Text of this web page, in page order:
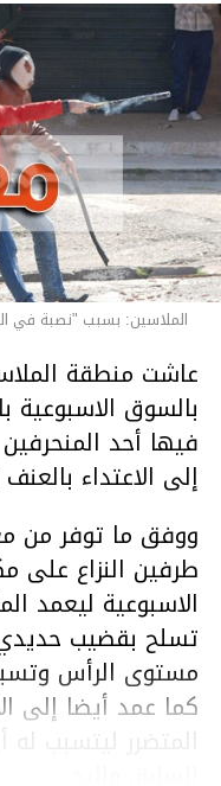
الملاسين: بسبب "نصبة
عاشت منطقة
بالسوق الاسبوعية
فيها أحد
إلى الاعتداء
ووفق ما توفر من
طرفين النزاع على
الاسبوعية ليعمد
تسلح بقضيب
مستوى الرأس
كما عمد أيضا إلى
المتضرر ليتسبب